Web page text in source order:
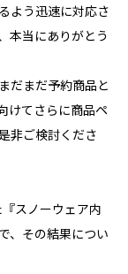
よう迅速に対応さ
本当にありがとう
だまだ予約商品と
けてさらに商品ペ
非ご検討くださ
スノーウェア内
、その結果につい